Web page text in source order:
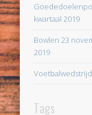
kwartaal 2019
Bowlen 23
2019
Tags